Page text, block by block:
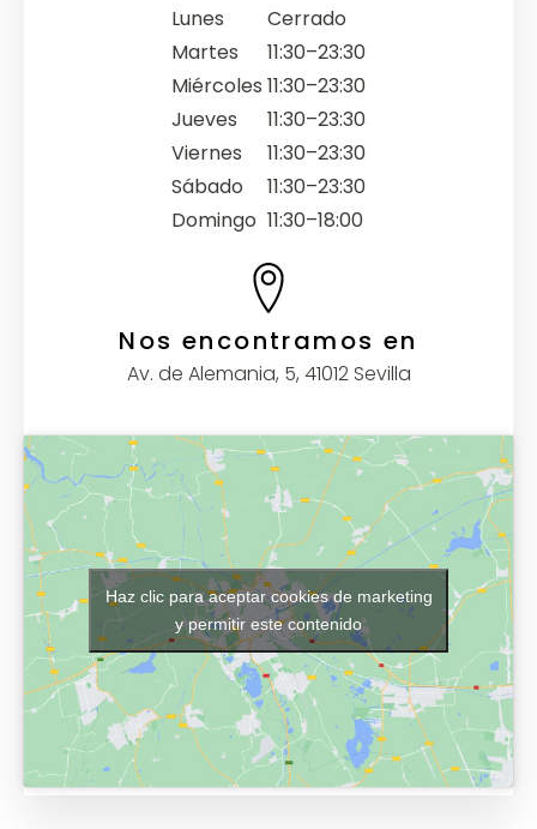
Lunes
Cerrado
Martes
11:30–23:30
Miércoles 11:30–23:30
Jueves
11:30–23:30
Viernes
11:30–23:30
Sábado
11:30–23:30
Domingo 11:30–18:00
Nos encontramos en
Av. de Alemania, 5, 41012 Sevilla
Haz clic para aceptar cookies de marketing
y permitir este contenido